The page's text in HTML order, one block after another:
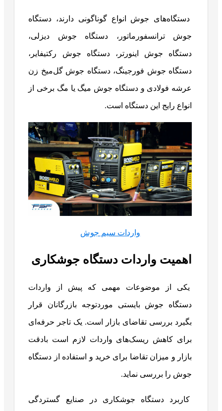
دستگاه‌های جوش انواع گوناگونی دارند، دستگاه
جوش ترانسفورماتور، دستگاه جوش دیزلی،
دستگاه جوش اینورتر، دستگاه جوش رکتیفایر،
دستگاه جوش فورجینگ، دستگاه جوش گل‌میخ زن
عرشه فولادی و دستگاه جوش میگ یا مگ برخی از
انواع رایج این دستگاه است.
واردات سیم جوش
اهمیت واردات دستگاه جوشکاری
یکی از موضوعات مهمی که پیش از واردات
دستگاه جوش بایستی موردتوجه بازرگانان قرار
بگیرد بررسی تقاضای بازار است. یک تاجر حرفه‌ای
برای کاهش ریسک‌های واردات لازم است بادقت
بازار و میزان تقاضا برای خرید و استفاده از دستگاه
جوش را بررسی نماید.
کاربرد دستگاه جوشکاری در صنایع گستردگی